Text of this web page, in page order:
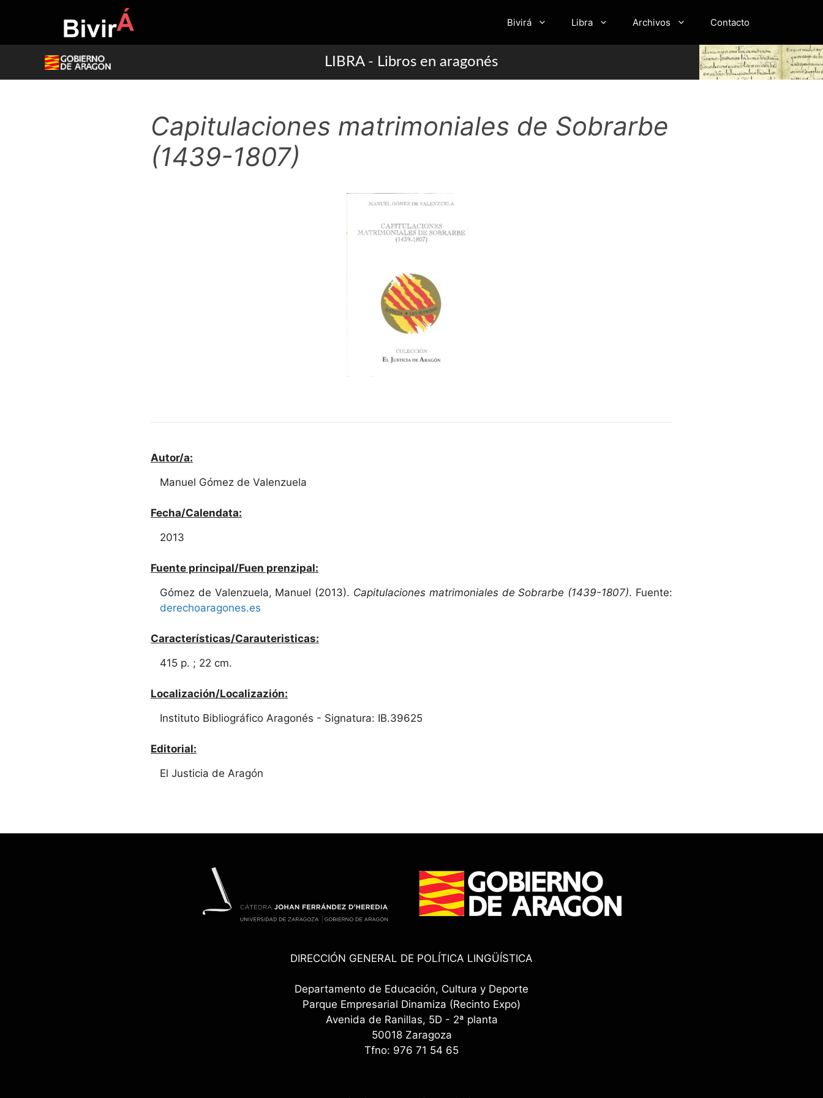
Bivirá Libra Archivos Contacto
LIBRA - Libros en aragonés
Capitulaciones matrimoniales de Sobrarbe
(1439-1807)
Autor/a:
Manuel Gómez de Valenzuela
Fecha/Calendata:
2013
Fuente principal/Fuen prenzipal:
Gómez de Valenzuela, Manuel (2013). Capitulaciones matrimoniales de Sobrarbe (1439-1807). Fuente:
derechoaragones.es
Características/Carauteristicas:
415 p. ; 22 cm.
Localización/Localizazión:
Instituto Bibliográfico Aragonés - Signatura: IB.39625
Editorial:
El Justicia de Aragón
DIRECCIÓN GENERAL DE POLÍTICA LINGÜÍSTICA
Departamento de Educación, Cultura y Deporte
Parque Empresarial Dinamiza (Recinto Expo)
Avenida de Ranillas, 5D - 2ª planta
50018 Zaragoza
Tfno: 976 71 54 65